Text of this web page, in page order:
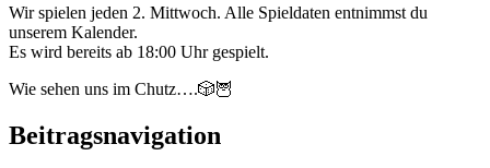
Wir spielen jeden 2. Mittwoch. Alle Spieldaten entnimmst du
unserem Kalender.
Es wird bereits ab 18:00 Uhr gespielt.
Wie sehen uns im Chutz….🎲🦉
Beitragsnavigation